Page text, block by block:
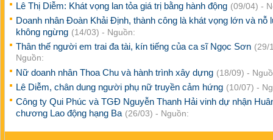
Lê Thị Diễm: Khát vọng lan tỏa giá trị bằng hành động (09/04) -
Doanh nhân Đoàn Khải Định, thành công là khát vọng lớn và nỗ
không ngừng (14/03) - Nguồn:
Thân thế người em trai đa tài, kín tiếng của ca sĩ Ngọc Sơn (29/
Nguồn:
Nữ doanh nhân Thoa Chu và hành trình xây dựng (18/09) -
Lê Diễm, chân dung người phụ nữ truyền cảm hứng (10/07) -
Công ty Qui Phúc và TGĐ Nguyễn Thanh Hải vinh dự nhận
chương Lao động hạng Ba (26/03) - Nguồn: